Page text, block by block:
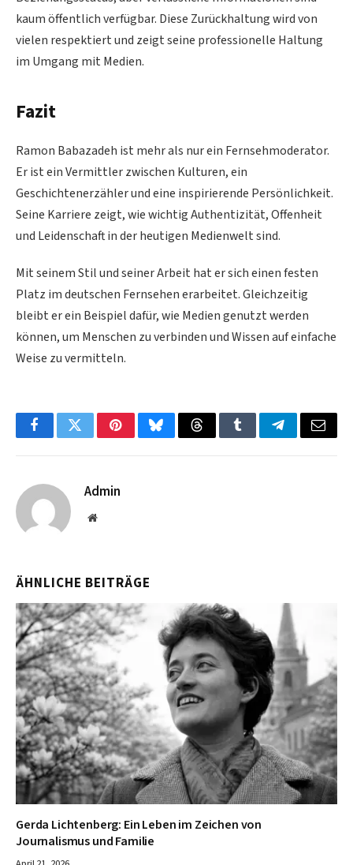
kaum öffentlich verfügbar. Diese Zurückhaltung wird von
vielen respektiert und zeigt seine professionelle Haltung
im Umgang mit Medien.
Fazit
Ramon Babazadeh ist mehr als nur ein Fernsehmoderator.
Er ist ein Vermittler zwischen Kulturen, ein
Geschichtenerzähler und eine inspirierende Persönlichkeit.
Seine Karriere zeigt, wie wichtig Authentizität, Offenheit
und Leidenschaft in der heutigen Medienwelt sind.
Mit seinem Stil und seiner Arbeit hat er sich einen festen
Platz im deutschen Fernsehen erarbeitet. Gleichzeitig
bleibt er ein Beispiel dafür, wie Medien genutzt werden
können, um Menschen zu verbinden und Wissen auf einfache
Weise zu vermitteln.
FacebookTwitterPinterestBlueskyThreadsTumblrTelegramEmail
Admin
Website
ÄHNLICHE BEITRÄGE
Gerda Lichtenberg: Ein Leben im Zeichen von
Journalismus und Familie